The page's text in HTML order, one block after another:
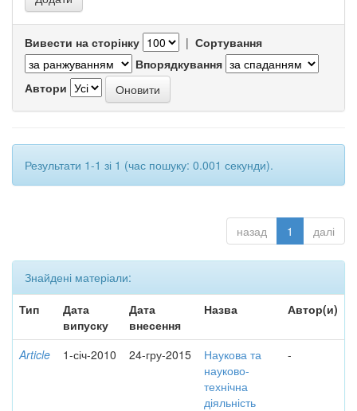
Вивести на сторінку | Сортування
Впорядкування
Автори
Результати 1-1 зі 1 (час пошуку: 0.001 секунди).
назад 1 далі
Знайдені матеріали:
Тип
Дата
випуску
Дата
внесення
Назва Автор(и)
Article 1-січ-2010 24-гру-2015
Наукова та
науково-
технічна
діяльність
-